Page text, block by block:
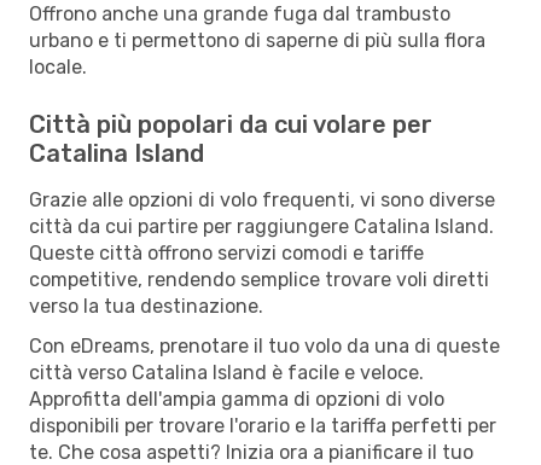
Offrono anche una grande fuga dal trambusto
urbano e ti permettono di saperne di più sulla flora
locale.
Città più popolari da cui volare per
Catalina Island
Grazie alle opzioni di volo frequenti, vi sono diverse
città da cui partire per raggiungere Catalina Island.
Queste città offrono servizi comodi e tariffe
competitive, rendendo semplice trovare voli diretti
verso la tua destinazione.
Con eDreams, prenotare il tuo volo da una di queste
città verso Catalina Island è facile e veloce.
Approfitta dell'ampia gamma di opzioni di volo
disponibili per trovare l'orario e la tariffa perfetti per
te. Che cosa aspetti? Inizia ora a pianificare il tuo